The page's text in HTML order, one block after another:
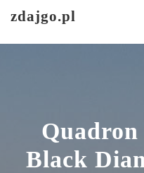
zdajgo.pl
Quadron
Black